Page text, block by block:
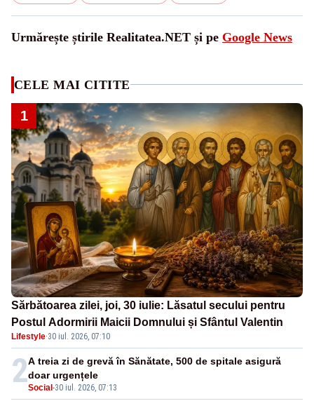
Urmărește știrile Realitatea.NET și pe Google News
CELE MAI CITITE
1
Sărbătoarea zilei, joi, 30 iulie: Lăsatul secului pentru
Postul Adormirii Maicii Domnului și Sfântul Valentin
Lifestyle·30 iul. 2026, 07:10
2Social -30 iul. 2026, 07:13
A treia zi de grevă în Sănătate, 500 de spitale asigură
doar urgențele